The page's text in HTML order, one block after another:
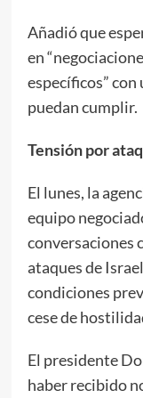
Añadió que
en
específicos”
puedan cumplir.
Tensión por
El lunes, la
equipo
conversaciones
ataques de
condiciones
cese de
El presidente
haber recibido